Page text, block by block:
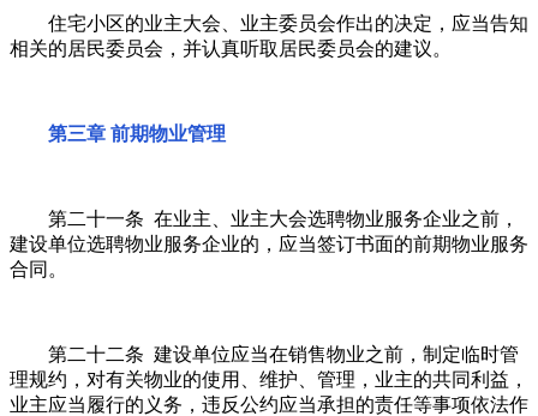
住宅小区的业主大会、业主委员会作出的决定，应当告知
相关的居民委员会，并认真听取居民委员会的建议。
第三章 前期物业管理
第二十一条 在业主、业主大会选聘物业服务企业之前，
建设单位选聘物业服务企业的，应当签订书面的前期物业服务
合同。
第二十二条 建设单位应当在销售物业之前，制定临时管
理规约，对有关物业的使用、维护、管理，业主的共同利益，
业主应当履行的义务，违反公约应当承担的责任等事项依法作